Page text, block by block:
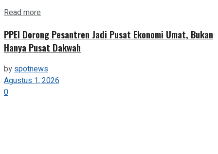
Read more
PPEI Dorong Pesantren Jadi Pusat Ekonomi Umat, Bukan
Hanya Pusat Dakwah
by spotnews
Agustus 1, 2026
0